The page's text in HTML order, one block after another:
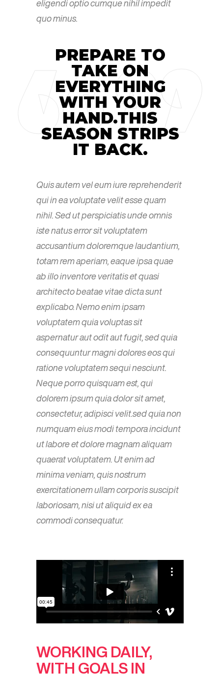
eligendi optio cumque nihil impedit
quo minus.
PREPARE TO
TAKE ON
EVERYTHING
WITH YOUR
HAND.THIS
SEASON STRIPS
IT BACK.
Quis autem vel eum iure reprehenderit
qui in ea voluptate velit esse quam
nihil. Sed ut perspiciatis unde omnis
iste natus error sit voluptatem
accusantium doloremque laudantium,
totam rem aperiam, eaque ipsa quae
ab illo inventore veritatis et quasi
architecto beatae vitae dicta sunt
explicabo. Nemo enim ipsam
voluptatem quia voluptas sit
aspernatur aut odit aut fugit, sed quia
consequuntur magni dolores eos qui
ratione voluptatem sequi nesciunt.
Neque porro quisquam est, qui
dolorem ipsum quia dolor sit amet,
consectetur, adipisci velit.sed quia non
numquam eius modi tempora incidunt
ut labore et dolore magnam aliquam
quaerat voluptatem. Ut enim ad
minima veniam, quis nostrum
exercitationem ullam corporis suscipit
laboriosam, nisi ut aliquid ex ea
commodi consequatur.
WORKING DAILY,
WITH GOALS IN